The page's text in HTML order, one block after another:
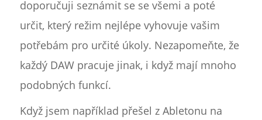
doporučuji seznámit se se všemi a poté
určit, který režim nejlépe vyhovuje vašim
potřebám pro určité úkoly. Nezapomeňte, že
každý DAW pracuje jinak, i když mají mnoho
podobných funkcí.
Když jsem například přešel z Abletonu na